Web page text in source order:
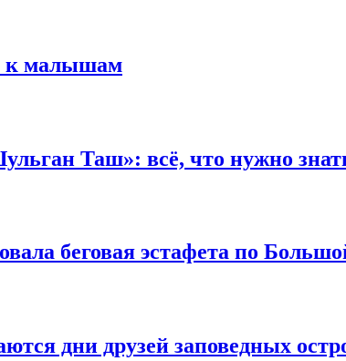
к малышам
Таш»: всё, что нужно
беговая эстафета по
дни друзей заповедных